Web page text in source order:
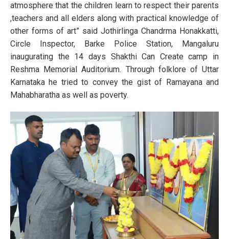
atmosphere that the children learn to respect their parents
,teachers and all elders along with practical knowledge of
other forms of art” said Jothirlinga Chandrma Honakkatti,
Circle Inspector, Barke Police Station, Mangaluru
inaugurating the 14 days Shakthi Can Create camp in
Reshma Memorial Auditorium. Through folklore of Uttar
Karnataka he tried to convey the gist of Ramayana and
Mahabharatha as well as poverty.